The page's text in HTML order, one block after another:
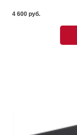
4 600 pуб.